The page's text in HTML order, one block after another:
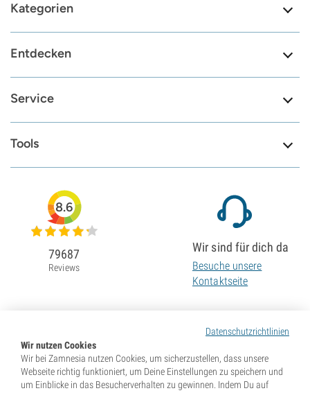
Kategorien
Entdecken
Service
Tools
Datenschutzrichtlinien
Wir nutzen Cookies
Wir bei Zamnesia nutzen Cookies, um sicherzustellen, dass unsere
Webseite richtig funktioniert, um Deine Einstellungen zu speichern und
um Einblicke in das Besucherverhalten zu gewinnen. Indem Du auf
8.6
79687
Reviews
Wir sind für dich da
Besuche unsere
Kontaktseite